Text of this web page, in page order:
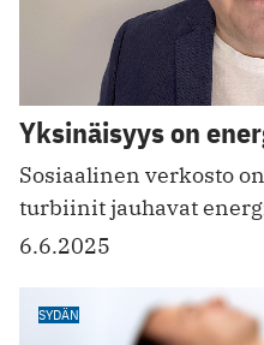
Yksinäisyys on
Sosiaalinen verkosto
turbiinit jauhavat
6.6.2025
SYDÄN